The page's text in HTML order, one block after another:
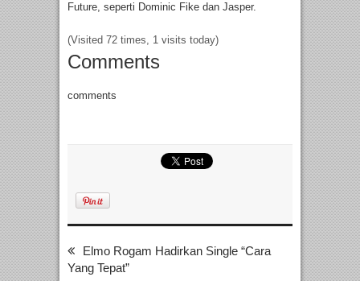
Future, seperti Dominic Fike dan Jasper.
(Visited 72 times, 1 visits today)
Comments
comments
Elmo Rogam Hadirkan Single “Cara
Yang Tepat”